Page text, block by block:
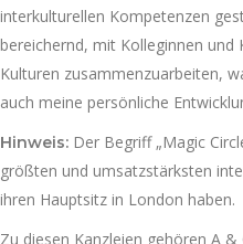
interkulturellen Kompetenzen
bereichernd, mit Kolleginnen und
Kulturen zusammenzuarbeiten,
auch meine persönliche
Hinweis: Der Begriff „Magic
größten und umsatzstärksten
ihren Hauptsitz in London haben.
Zu diesen Kanzleien gehören A